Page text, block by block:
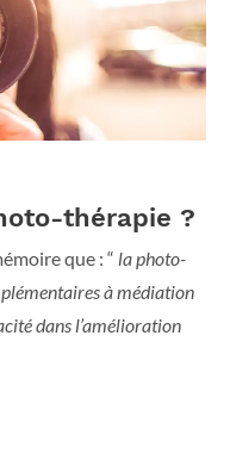
thérapie ?
que : “ la photo-
à médiation
dans l’amélioration